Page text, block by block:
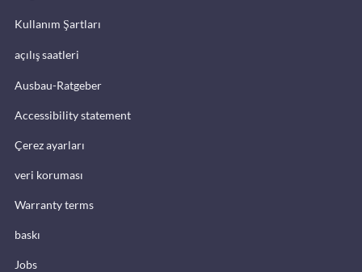
Kullanım Şartları
açılış saatleri
Ausbau-Ratgeber
Accessibility statement
Çerez ayarları
veri koruması
Warranty terms
baskı
Jobs